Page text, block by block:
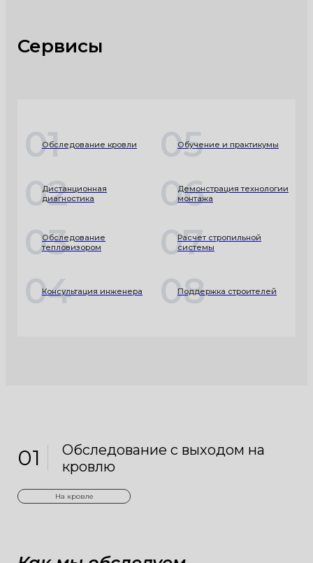
Сервисы
01Обследование кровли
02
Дистанционная
диагностика
03
Обследование
тепловизором
04
Консультация инженера
05
Обучение и практикумы
06
Демонстрация технологии
монтажа
07
Расчет стропильной
системы
08
Поддержка строителей
01
Обследование с выходом на
кровлю
На кровле